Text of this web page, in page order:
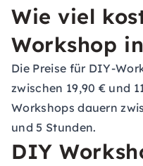
Wie viel
Workshop
Die Preise für DIY-
zwischen 19,90 € und
Workshops dauern
und 5 Stunden.
DIY